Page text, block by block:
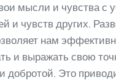
мысли и чувства с
и чувств других.
нам
и выражать свою
добротой. Это